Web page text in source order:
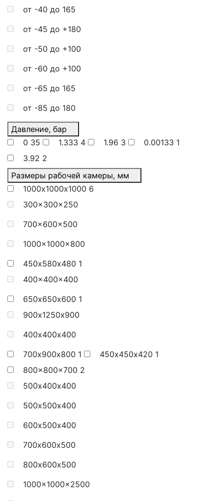
от -40 до 165
от -45 до +180
от -50 до +100
от -60 до +100
от -65 до 165
от -85 до 180
Давление, бар
0 35 1.333 4 1.96 3 0.00133 1
3.92 2
Размеры рабочей камеры, мм
1000х1000х1000 6
300×300×250
700×600×500
1000×1000×800
450х580х480 1
400×400×400
650х650х600 1
900х1250х900
400х400х400
700х900х800 1 450х450х420 1
800×800×700 2
500х400х400
500х500х400
600х500х400
700х600х500
800х600х500
1000×1000×2500